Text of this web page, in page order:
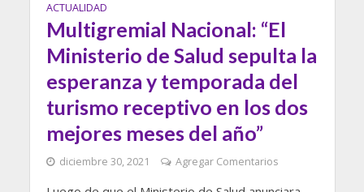
ACTUALIDAD
Multigremial Nacional: “El
Ministerio de Salud sepulta la
esperanza y temporada del
turismo receptivo en los dos
mejores meses del año”
diciembre 30, 2021 Agregar Comentarios